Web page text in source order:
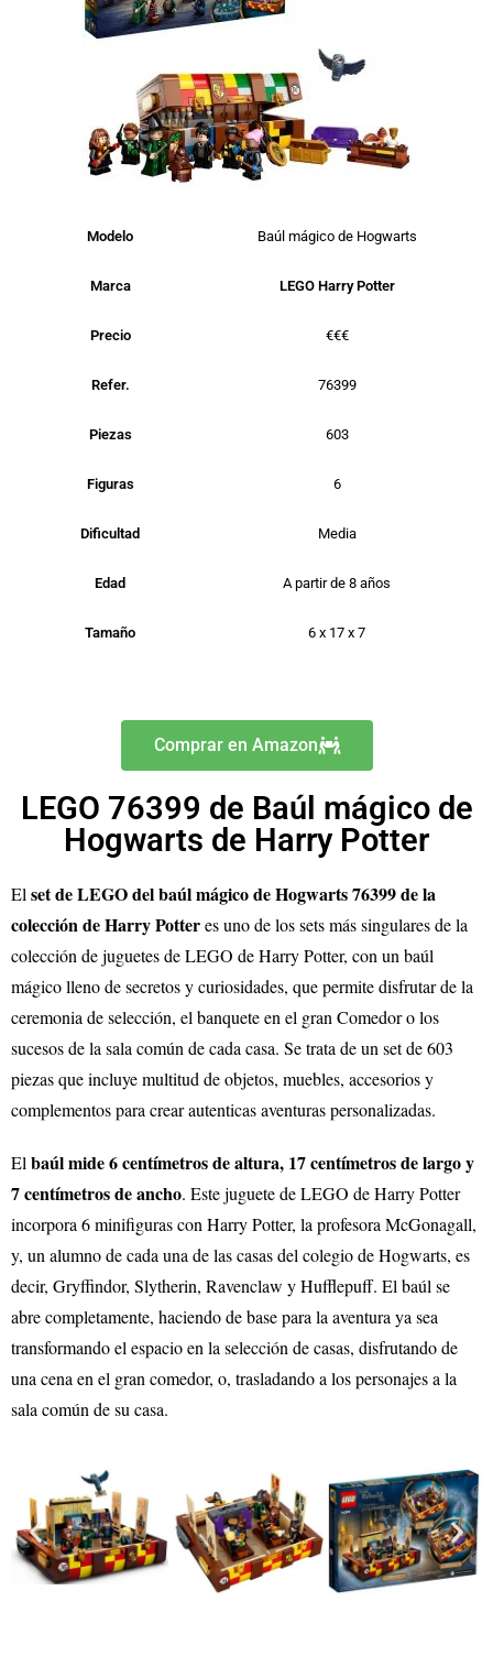
Modelo Baúl mágico de Hogwarts
Marca LEGO Harry Potter
Precio €€€
Refer. 76399
Piezas 603
Figuras 6
Dificultad Media
Edad A partir de 8 años
Tamaño 6 x 17 x 7
Comprar en Amazon
LEGO 76399 de Baúl mágico de
Hogwarts de Harry Potter
El set de LEGO del baúl mágico de Hogwarts 76399 de la
colección de Harry Potteres uno de los sets más singulares de la
colección de juguetes de LEGO de Harry Potter, con un baúl
mágico lleno de secretos y curiosidades, que permite disfrutar de la
ceremonia de selección, el banquete en el gran Comedor o los
sucesos de la sala común de cada casa. Se trata de un set de 603
piezas que incluye multitud de objetos, muebles, accesorios y
complementos para crear autenticas aventuras personalizadas.
El baúl mide 6 centímetros de altura, 17 centímetros de largo y
7 centímetros de ancho. Este juguete de LEGO de Harry Potter
incorpora 6 minifiguras con Harry Potter, la profesora McGonagall,
y, un alumno de cada una de las casas del colegio de Hogwarts, es
decir, Gryffindor, Slytherin, Ravenclaw y Hufflepuff. El baúl se
abre completamente, haciendo de base para la aventura ya sea
transformando el espacio en la selección de casas, disfrutando de
una cena en el gran comedor, o, trasladando a los personajes a la
sala común de su casa.